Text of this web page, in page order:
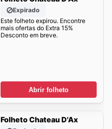
Expirado
Este folheto expirou. Encontre
mais ofertas do Extra 15%
Desconto em breve.
Abrir folheto
Folheto Chateau D'Ax